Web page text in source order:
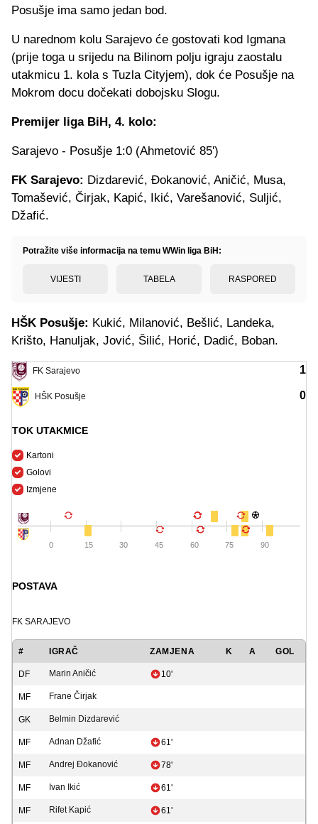
Posušje ima samo jedan bod.
U narednom kolu Sarajevo će gostovati kod Igmana
(prije toga u srijedu na Bilinom polju igraju zaostalu
utakmicu 1. kola s Tuzla Cityjem), dok će Posušje na
Mokrom docu dočekati dobojsku Slogu.
Premijer liga BiH, 4. kolo:
Sarajevo - Posušje 1:0 (Ahmetović 85')
FK Sarajevo: Dizdarević, Đokanović, Aničić, Musa,
Tomašević, Čirjak, Kapić, Ikić, Varešanović, Suljić,
Džafić.
Potražite više informacija na temu WWin liga BiH:
VIJESTI TABELA RASPORED
HŠK Posušje: Kukić, Milanović, Bešlić, Landeka,
Krišto, Hanuljak, Jović, Šilić, Horić, Dadić, Boban.
FK Sarajevo
HŠK Posušje
1
0
TOK UTAKMICE
Kartoni
Golovi
Izmjene
0 15 30 45 60 75 90
POSTAVA
FK SARAJEVO
# IGRAČ ZAMJENA K A GOL
DF Marin Aničić 10'
MF Frane Čirjak
GK Belmin Dizdarević
MF Adnan Džafić 61'
MF Andrej Đokanović 78'
MF Ivan Ikić 61'
MF Rifet Kapić 61'